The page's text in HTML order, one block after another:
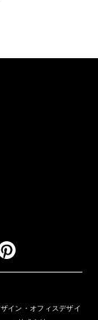
イン・オフィスデザイ